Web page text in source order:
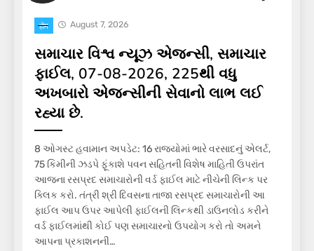
होम August 7, 2026
સમાચાર વિશ્વ ન્યૂઝ એજન્સી, સમાચાર
ફાઈલ, 07-08-2026, 225થી વધુ
અખબારો એજન્સીની સેવાનો લાભ લઈ
રહ્યા છે.
8 ઓગસ્ટ હવામાન અપડેટ: 16 રાજ્યોમાં ભારે વરસાદનું એલર્ટ,
75 કિમીની ઝડપે ફૂંકાશે પવન સહિતની વિશેષ માહિતી ઉપરાંત
આજના રસપ્રદ સમાચારોની વર્ડ ફાઈલ માટે નીચેની લિન્ક પર
ક્લિક કરો. તંત્રી શ્રી દિવસના તાજા રસપ્રદ સમાચારોની આ
ફાઈલ આપ ઉપર આપેલી ફાઈલની લિન્કથી ડાઉનલોડ કરીને
વર્ડ ફાઈલમાંથી કોઈ પણ સમાચારનો ઉપયોગ કરો તો અમને
આપના પ્રકાશનની…